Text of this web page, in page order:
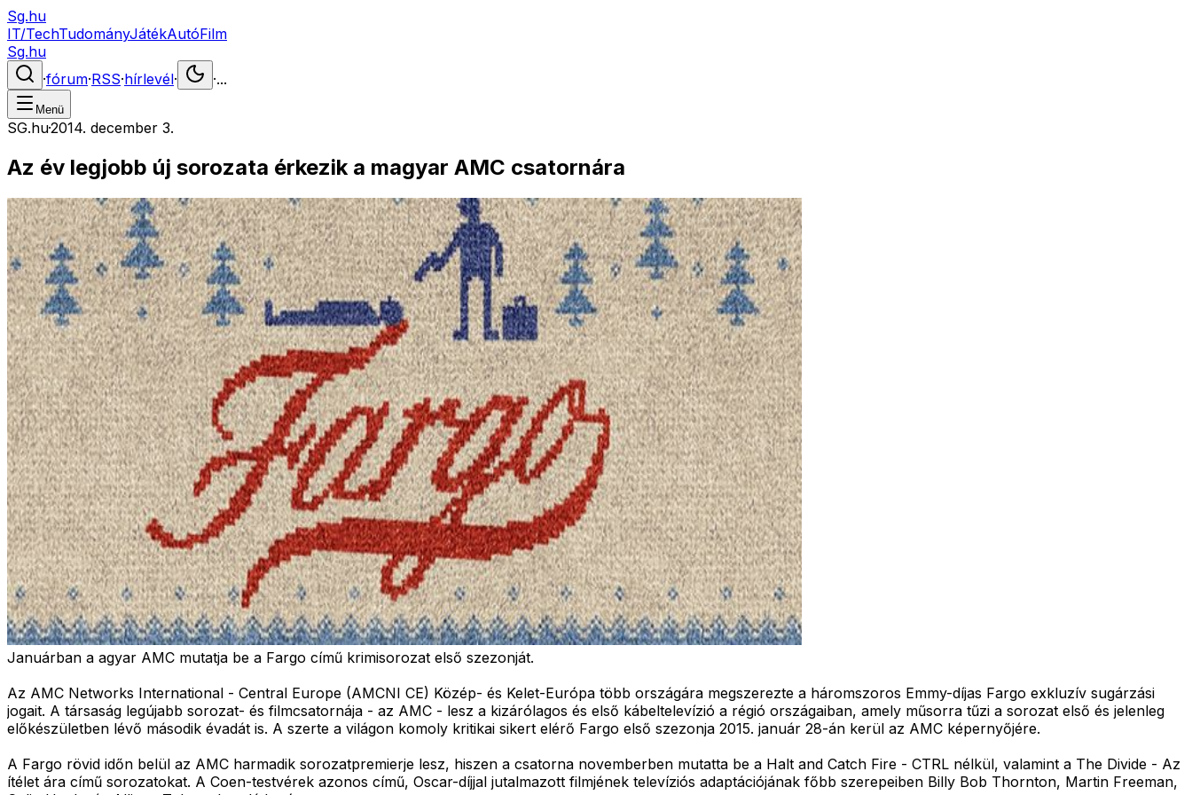
Sg.hu
IT/TechTudományJátékAutóFilm
Sg.hu
·fórum·RSS·hírlevél· ·...
Menü
SG.hu·2014. december 3.
Az év legjobb új sorozata érkezik a magyar AMC csatornára
Januárban a agyar AMC mutatja be a Fargo című krimisorozat első szezonját.
Az AMC Networks International - Central Europe (AMCNI CE) Közép- és Kelet-Európa több országára megszerezte a háromszoros Emmy-díjas Fargo exkluzív sugárzási
jogait. A társaság legújabb sorozat- és filmcsatornája - az AMC - lesz a kizárólagos és első kábeltelevízió a régió országaiban, amely műsorra tűzi a sorozat első és jelenleg
előkészületben lévő második évadát is. A szerte a világon komoly kritikai sikert elérő Fargo első szezonja 2015. január 28-án kerül az AMC képernyőjére.
A Fargo rövid időn belül az AMC harmadik sorozatpremierje lesz, hiszen a csatorna novemberben mutatta be a Halt and Catch Fire - CTRL nélkül, valamint a The Divide - Az
ítélet ára című sorozatokat. A Coen-testvérek azonos című, Oscar-díjjal jutalmazott filmjének televíziós adaptációjának főbb szerepeiben Billy Bob Thornton, Martin Freeman,